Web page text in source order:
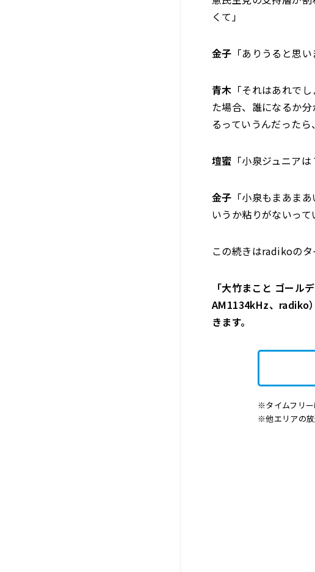
くて」
金子 「ありうると思い
青木 「それはあれで
た場合、誰になるか
るっていうんだった
壇蜜 「小泉ジュニアは
金子 「小泉もまあま
いうか粘りがないっ
この続きはradikoのタ
「大竹まこと ゴール
AM1134kHz、radiko
きます。
※タイムフリー
※他エリアの放